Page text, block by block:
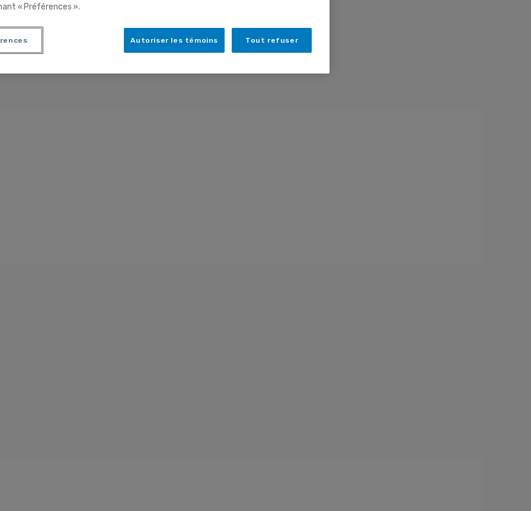
« Préférences ».
Tout refuser
Autoriser les témoins